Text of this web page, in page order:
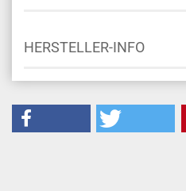
HERSTELLER-INFO